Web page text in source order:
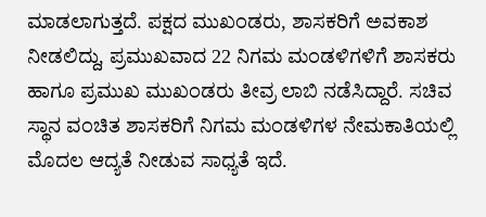
ಮಾಡಲಾಗುತ್ತದೆ. ಪಕ್ಷದ ಮುಖಂಡರು, ಶಾಸಕರಿಗೆ ಅವಕಾಶ
ನೀಡಲಿದ್ದು, ಪ್ರಮುಖವಾದ 22 ನಿಗಮ ಮಂಡಳಿಗಳಿಗೆ ಶಾಸಕರು
ಹಾಗೂ ಪ್ರಮುಖ ಮುಖಂಡರು ತೀವ್ರ ಲಾಬಿ ನಡೆಸಿದ್ದಾರೆ. ಸಚಿವ
ಸ್ಥಾನ ವಂಚಿತ ಶಾಸಕರಿಗೆ ನಿಗಮ ಮಂಡಳಿಗಳ ನೇಮಕಾತಿಯಲ್ಲಿ
ಮೊದಲ ಆದ್ಯತೆ ನೀಡುವ ಸಾಧ್ಯತೆ ಇದೆ.